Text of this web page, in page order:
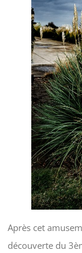
Après cet
découverte du